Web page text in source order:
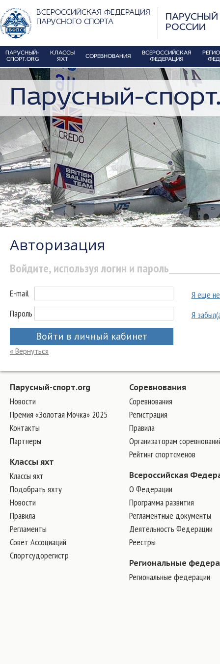
ВСЕРОССИЙСКАЯ ФЕДЕРАЦИЯ
ПАРУСНОГО СПОРТА
ПАРУСНЫЙ
РОССИИ
ПАРУСНЫЙ-
СПОРТ.ORG
КЛАССЫ
ЯХТ
СОРЕВНОВАНИЯ
ВСЕРОССИЙСКАЯ
ФЕДЕРАЦИЯ
Парусный-
Авторизация
Войдите, используя логин и пароль
E-mail
Пароль
Войти в личный кабинет
Я еще не
Я
« Вернуться
Парусный-спорт.org
Новости
Премия «Золотая Мочка» 2025
Контакты
Партнеры
Классы яхт
Классы яхт
Подобрать яхту
Новости
Правила
Регламенты
Совет Ассоциаций
Спортсудорегистр
Соревнования
Соревнования
Регистрация
Правила
Организаторам
Рейтинг спортсменов
Всероссийская
О Федерации
Программа развития
Регламентные документы
Деятельность Федерации
Реестры
Региональные
Региональные федерации